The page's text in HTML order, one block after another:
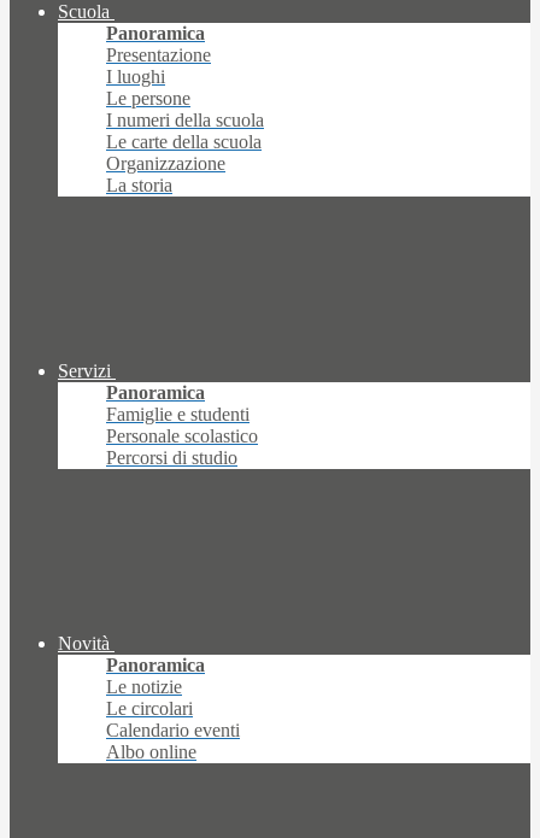
Scuola
Panoramica
Presentazione
I luoghi
Le persone
I numeri della scuola
Le carte della scuola
Organizzazione
La storia
Servizi
Panoramica
Famiglie e studenti
Personale scolastico
Percorsi di studio
Novità
Panoramica
Le notizie
Le circolari
Calendario eventi
Albo online